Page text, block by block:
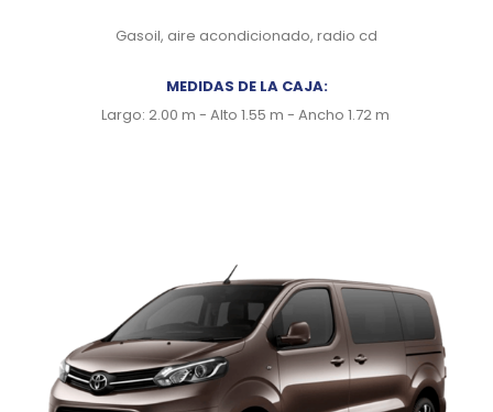
Gasoil, aire acondicionado, radio cd
MEDIDAS DE LA CAJA:
Largo: 2.00 m - Alto 1.55 m - Ancho 1.72 m